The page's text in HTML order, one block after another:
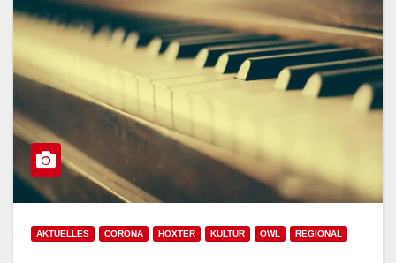
AKTUELLES CORONA HÖXTER KULTUR OWL REGIONAL